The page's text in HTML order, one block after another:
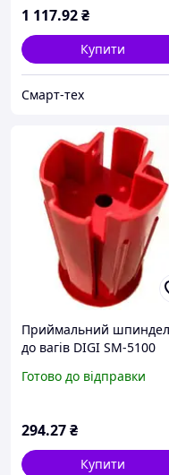
1 117.92₴
Купити
Смарт-тех
Приймальний
до вагів DIGI SM-5100
Готово до відправки
294.27₴
Купити